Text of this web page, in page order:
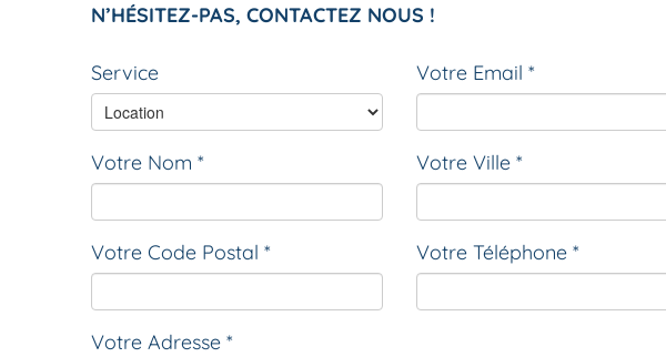
N’HÉSITEZ-PAS, CONTACTEZ NOUS !
Service
Votre Nom *
Votre Code Postal *
Votre Adresse *
Votre Email *
Votre Ville *
Votre Téléphone *